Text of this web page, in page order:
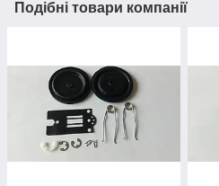
Подібні товари компанії